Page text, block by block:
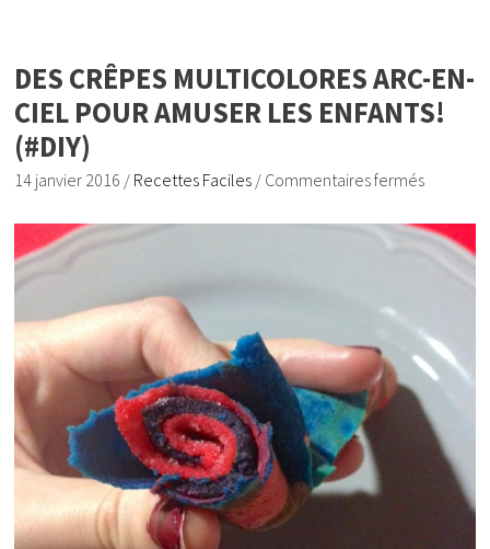
DES CRÊPES MULTICOLORES ARC-EN-
CIEL POUR AMUSER LES ENFANTS!
(#DIY)
14 janvier 2016 / Recettes Faciles / Commentaires fermés